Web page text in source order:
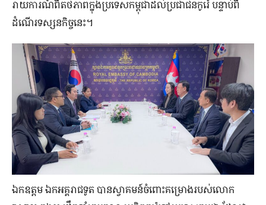
រាយការណ៍ពីតថភាពក្នុងប្រទេសកម្ពុជាដល់ប្រជាជនកូរ៉េ បន្ទាប់ពី
ដំណើរទស្សនកិច្ចនេះ។
ឯកឧត្តម ឯកអគ្គរាជទូត បានស្វាគមន៍ចំពោះគម្រោងរបស់លោក